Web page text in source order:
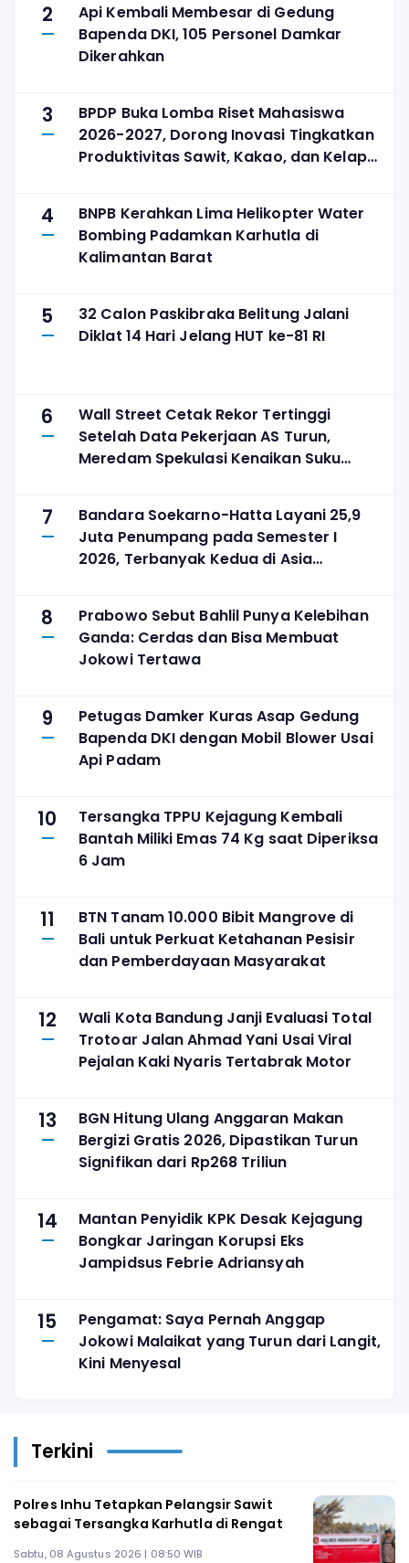
2
Api Kembali Membesar di Gedung
Bapenda DKI, 105 Personel Damkar
Dikerahkan
3
BPDP Buka Lomba Riset Mahasiswa
2026-2027, Dorong Inovasi Tingkatkan
Produktivitas Sawit, Kakao, dan Kelapa
4
BNPB Kerahkan Lima Helikopter Water
Bombing Padamkan Karhutla di
Kalimantan Barat
5
32 Calon Paskibraka Belitung Jalani
Diklat 14 Hari Jelang HUT ke-81 RI
6
Wall Street Cetak Rekor Tertinggi
Setelah Data Pekerjaan AS Turun,
Meredam Spekulasi Kenaikan Suku
7
Bandara Soekarno-Hatta Layani 25,9
Juta Penumpang pada Semester I
2026, Terbanyak Kedua di Asia
8
Prabowo Sebut Bahlil Punya Kelebihan
Ganda: Cerdas dan Bisa Membuat
Jokowi Tertawa
9
Petugas Damker Kuras Asap Gedung
Bapenda DKI dengan Mobil Blower Usai
Api Padam
10
Tersangka TPPU Kejagung Kembali
Bantah Miliki Emas 74 Kg saat Diperiksa
6 Jam
11
BTN Tanam 10.000 Bibit Mangrove di
Bali untuk Perkuat Ketahanan Pesisir
dan Pemberdayaan Masyarakat
12
Wali Kota Bandung Janji Evaluasi Total
Trotoar Jalan Ahmad Yani Usai Viral
Pejalan Kaki Nyaris Tertabrak Motor
13
BGN Hitung Ulang Anggaran Makan
Bergizi Gratis 2026, Dipastikan Turun
Signifikan dari Rp268 Triliun
14
Mantan Penyidik KPK Desak Kejagung
Bongkar Jaringan Korupsi Eks
Jampidsus Febrie Adriansyah
15
Pengamat: Saya Pernah Anggap
Jokowi Malaikat yang Turun dari Langit,
Kini Menyesal
Terkini
Polres Inhu Tetapkan Pelangsir Sawit
sebagai Tersangka Karhutla di Rengat
Sabtu, 08 Agustus 2026 | 08:50 WIB